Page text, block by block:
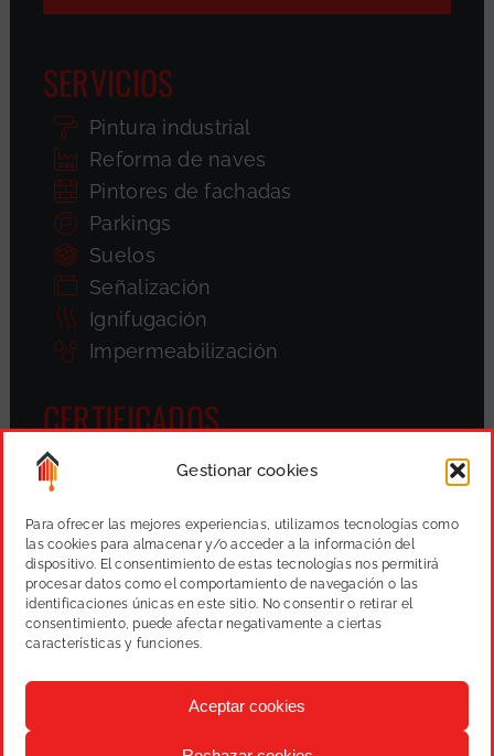
Gestionar cookies
Para ofrecer las mejores experiencias, utilizamos tecnologías como
las cookies para almacenar y/o acceder a la información del
dispositivo. El consentimiento de estas tecnologías nos permitirá
procesar datos como el comportamiento de navegación o las
identificaciones únicas en este sitio. No consentir o retirar el
consentimiento, puede afectar negativamente a ciertas
características y funciones.
Aceptar cookies
SERVICIOS
Pintura industrial
Reforma de naves
Pintores de fachadas
Parkings
Suelos
Señalización
Ignifugación
Impermeabilización
CERTIFICADOS